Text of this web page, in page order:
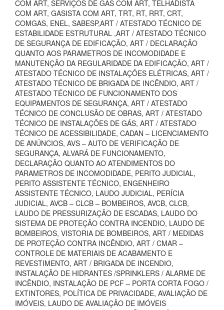
COM ART, SERVIÇOS DE GAS COM ART, TELHADISTA
COM ART, GASISTA COM ART, TRT, RT, RRT, CRT,
COMGAS, ENEL, SABESP,ART / ATESTADO TÉCNICO DE
ESTABILIDADE ESTRUTURAL ,ART / ATESTADO TÉCNICO
DE SEGURANÇA DE EDIFICAÇÃO, ART / DECLARAÇÃO
QUANTO AOS PARAMETROS DE INCOMODIDADE E
MANUTENÇÃO DA REGULARIDADE DA EDIFICAÇÃO, ART /
ATESTADO TÉCNICO DE INSTALAÇÕES ELÉTRICAS, ART /
ATESTADO TÉCNICO DE BRIGADA DE INCÊNDIO, ART /
ATESTADO TÉCNICO DE FUNCIONAMENTO DOS
EQUIPAMENTOS DE SEGURANÇA, ART / ATESTADO
TÉCNICO DE CONCLUSÃO DE OBRAS, ART / ATESTADO
TÉCNICO DE INSTALAÇÕES DE GÁS, ART / ATESTADO
TÉCNICO DE ACESSIBILIDADE, CADAN – LICENCIAMENTO
DE ANÚNCIOS, AVS – AUTO DE VERIFICAÇÃO DE
SEGURANÇA, ALVARÁ DE FUNCIONAMENTO,
DECLARAÇÃO QUANTO AO ATENDIMENTOS DO
PARAMETROS DE INCOMODIDADE, PERITO JUDICIAL,
PERITO ASSISTENTE TÉCNICO, ENGENHEIRO
ASSISTENTE TÉCNICO, LAUDO JUDICIAL, PERÍCIA
JUDICIAL, AVCB – CLCB – BOMBEIROS, AVCB, CLCB,
LAUDO DE PRESSURIZAÇÃO DE ESCADAS, LAUDO DO
SISTEMA DE PROTEÇÃO CONTRA INCENDIO, LAUDO DE
BOMBEIROS, VISTORIA DE BOMBEIROS, ART / MEDIDAS
DE PROTEÇÃO CONTRA INCÊNDIO, ART / CMAR –
CONTROLE DE MATERIAIS DE ACABAMENTO E
REVESTIMENTO, ART / BRIGADA DE INCENDIO,
INSTALAÇÃO DE HIDRANTES /SPRINKLERS / ALARME DE
INCÊNDIO, INSTALAÇÃO DE PCF – PORTA CORTA FOGO /
EXTINTORES, POLÍTICA DE PRIVACIDADE, AVALIAÇÃO DE
IMÓVEIS, LAUDO DE AVALIAÇÃO DE IMÓVEIS